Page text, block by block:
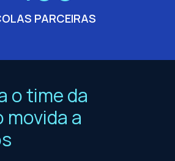
PARCEIRAS
o time da
a